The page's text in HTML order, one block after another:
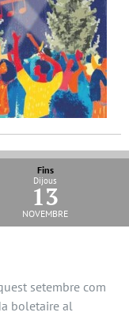
Fins
Dijous
13
novembre
setembre com
boletaire al